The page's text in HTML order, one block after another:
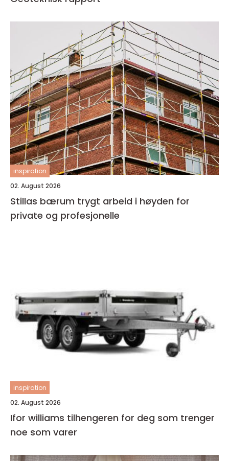
inspiration
02. August 2026
Stillas bærum trygt arbeid i høyden for
private og profesjonelle
inspiration
02. August 2026
Ifor williams tilhengeren for deg som trenger
noe som varer